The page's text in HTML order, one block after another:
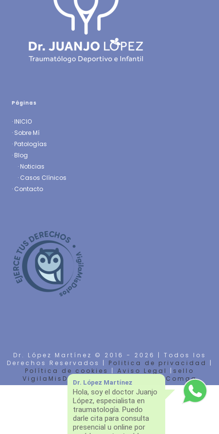
Páginas
· INICIO
· Sobre Mí
· Patologías
· Blog
· Noticias
· Casos Clínicos
· Contacto
Dr. López Martínez © 2016 - 2026 | Todos los
Derechos Reservados | Politica de privacidad
|
Política de cookies
| Aviso Legal | sello
VigilaMisDatos | Diseño Web porComga
Dr. López Martínez
Hola, soy el doctor Juanjo
López, especialista en
traumatología. Puedo
darle cita para consulta
presencial u online por